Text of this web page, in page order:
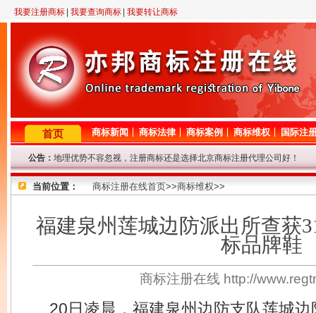
我要注册商标 我要查询商标 我要转让商标
首页 商标新闻 商标法律 商标案例 商标维权 国际注
公告： 地理优势不容忽视，注册商标还是选择北京商标注册代理公司好！
2月23日晚11点至12点，机房线路调整，短暂影响对商标网的访问，
因查询咨询量大，提交查询商标信息后请耐心等待，我们争取尽快查
8年商标代理资历，欢迎来电垂询！
因国庆节放假，9.29-10.7号商标局停办一切业务，着急的客户请从速
当前位置： 商标注册在线首页>>商标维权>>
福建泉州莲城边防派出所查获
标品牌鞋
商标注册在线 http://
20日凌晨，福建泉州边防支队莲城边